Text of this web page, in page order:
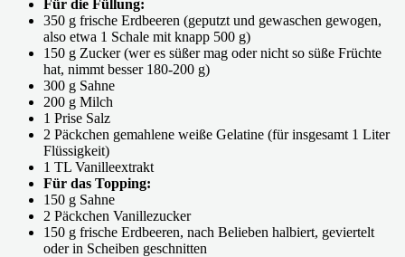
Für die Füllung:
350 g frische Erdbeeren (geputzt und gewaschen gewogen,
also etwa 1 Schale mit knapp 500 g)
150 g Zucker (wer es süßer mag oder nicht so süße Früchte
hat, nimmt besser 180-200 g)
300 g Sahne
200 g Milch
1 Prise Salz
2 Päckchen gemahlene weiße Gelatine (für insgesamt 1 Liter
Flüssigkeit)
1 TL Vanilleextrakt
Für das Topping:
150 g Sahne
2 Päckchen Vanillezucker
150 g frische Erdbeeren, nach Belieben halbiert, geviertelt
oder in Scheiben geschnitten